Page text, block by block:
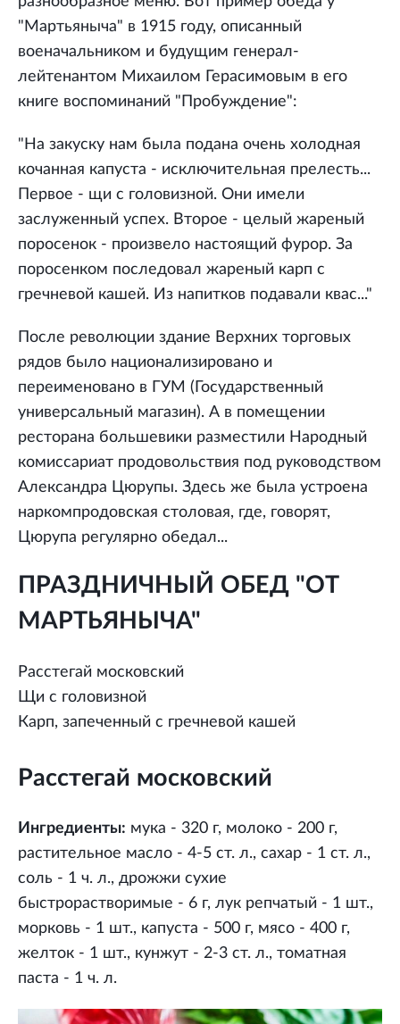
"Мартьяныча" в 1915 году, описанный
военачальником и будущим генерал-
лейтенантом Михаилом Герасимовым в его
книге воспоминаний "Пробуждение":
"На закуску нам была подана очень холодная
кочанная капуста - исключительная прелесть...
Первое - щи с головизной. Они имели
заслуженный успех. Второе - целый жареный
поросенок - произвело настоящий фурор. За
поросенком последовал жареный карп с
гречневой кашей. Из напитков подавали квас..."
После революции здание Верхних торговых
рядов было национализировано и
переименовано в ГУМ (Государственный
универсальный магазин). А в помещении
ресторана большевики разместили Народный
комиссариат продовольствия под руководством
Александра Цюрупы. Здесь же была устроена
наркомпродовская столовая, где, говорят,
Цюрупа регулярно обедал...
ПРАЗДНИЧНЫЙ ОБЕД "ОТ
МАРТЬЯНЫЧА"
Расстегай московский
Щи с головизной
Карп, запеченный с гречневой кашей
Расстегай московский
Ингредиенты: мука - 320 г, молоко - 200 г,
растительное масло - 4-5 ст. л., сахар - 1 ст. л.,
соль - 1 ч. л., дрожжи сухие
быстрорастворимые - 6 г, лук репчатый - 1 шт.,
морковь - 1 шт., капуста - 500 г, мясо - 400 г,
желток - 1 шт., кунжут - 2-3 ст. л., томатная
паста - 1 ч. л.